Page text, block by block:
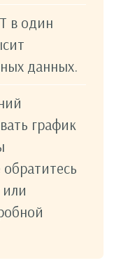
в один
данных.
график